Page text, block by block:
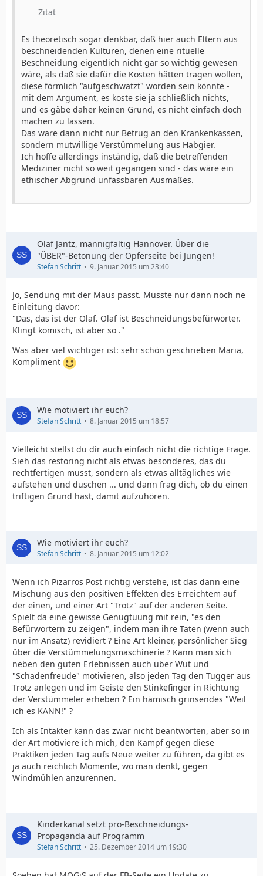
Zitat
Es theoretisch sogar denkbar, daß hier auch Eltern aus
beschneidenden Kulturen, denen eine rituelle
Beschneidung eigentlich nicht gar so wichtig gewesen
wäre, als daß sie dafür die Kosten hätten tragen wollen,
diese förmlich "aufgeschwatzt" worden sein könnte -
mit dem Argument, es koste sie ja schließlich nichts,
und es gäbe daher keinen Grund, es nicht einfach doch
machen zu lassen.
Das wäre dann nicht nur Betrug an den Krankenkassen,
sondern mutwillige Verstümmelung aus Habgier.
Ich hoffe allerdings inständig, daß die betreffenden
Mediziner nicht so weit gegangen sind - das wäre ein
ethischer Abgrund unfassbaren Ausmaßes.
Olaf Jantz, mannigfaltig Hannover. Über die
"ÜBER"-Betonung der Opferseite bei Jungen!
Stefan Schritt 9. Januar 2015 um 23:40
Jo, Sendung mit der Maus passt. Müsste nur dann noch ne
Einleitung davor:
"Das, das ist der Olaf. Olaf ist Beschneidungsbefürworter.
Klingt komisch, ist aber so ."
Was aber viel wichtiger ist: sehr schön geschrieben Maria,
Kompliment
Wie motiviert ihr euch?
Stefan Schritt 8. Januar 2015 um 18:57
Vielleicht stellst du dir auch einfach nicht die richtige Frage.
Sieh das restoring nicht als etwas besonderes, das du
rechtfertigen musst, sondern als etwas alltägliches wie
aufstehen und duschen ... und dann frag dich, ob du einen
triftigen Grund hast, damit aufzuhören.
Wie motiviert ihr euch?
Stefan Schritt 8. Januar 2015 um 12:02
Wenn ich Pizarros Post richtig verstehe, ist das dann eine
Mischung aus den positiven Effekten des Erreichtem auf
der einen, und einer Art "Trotz" auf der anderen Seite.
Spielt da eine gewisse Genugtuung mit rein, "es den
Befürwortern zu zeigen", indem man ihre Taten (wenn auch
nur im Ansatz) revidiert ? Eine Art kleiner, persönlicher Sieg
über die Verstümmelungsmaschinerie ? Kann man sich
neben den guten Erlebnissen auch über Wut und
"Schadenfreude" motivieren, also jeden Tag den Tugger aus
Trotz anlegen und im Geiste den Stinkefinger in Richtung
der Verstümmeler erheben ? Ein hämisch grinsendes "Weil
ich es KANN!" ?
Ich als Intakter kann das zwar nicht beantworten, aber so in
der Art motiviere ich mich, den Kampf gegen diese
Praktiken jeden Tag aufs Neue weiter zu führen, da gibt es
ja auch reichlich Momente, wo man denkt, gegen
Windmühlen anzurennen.
Kinderkanal setzt pro-Beschneidungs-
Propaganda auf Programm
Stefan Schritt 25. Dezember 2014 um 19:30